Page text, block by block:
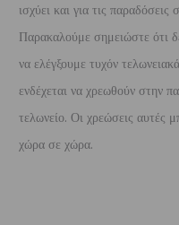
ισχύει και για τις
Παρακαλούμε σημειώστε ότι
να ελέγξουμε τυχόν
ενδέχεται να χρεωθούν στην
τελωνείο. Οι χρεώσεις αυτές
χώρα σε χώρα.